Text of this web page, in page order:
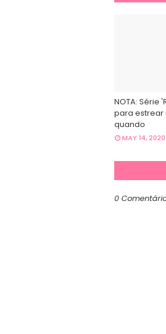
NOTA: Série
para estrear
quando
MAY 14, 2020
0